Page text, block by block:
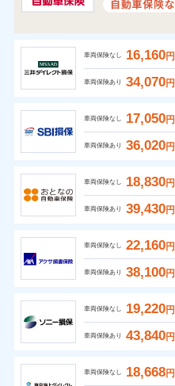
車両保険なし 16,160円
車両保険あり 34,070円
車両保険なし 17,050円
車両保険あり 36,020円
車両保険なし 18,830円
車両保険あり 39,430円
車両保険なし 22,160円
車両保険あり 38,100円
車両保険なし 19,220円
車両保険あり 43,840円
車両保険なし 18,668円